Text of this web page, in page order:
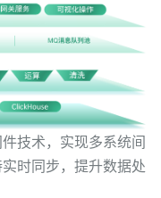
技术，实现多系统间
时同步，提升数据处